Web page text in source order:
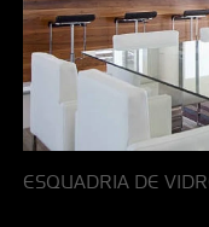
ESQUADRIA DE